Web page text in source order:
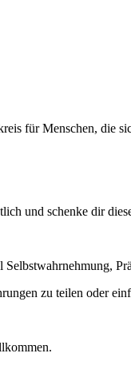
für Menschen, die
und schenke dir
zu teilen oder